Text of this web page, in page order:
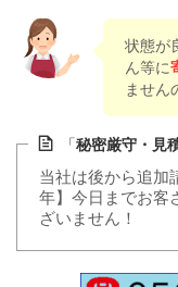
状態が
ん等に
ません
「秘密厳守・見
当社は後から追加
年】今日までお客
ざいません！